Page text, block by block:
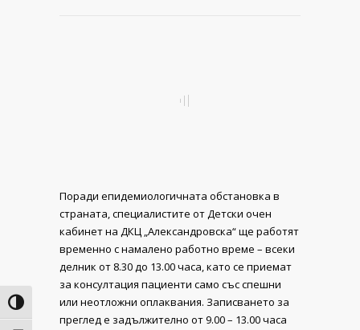
Toggle High Contrast
Поради епидемиологичната обстановка в
страната, специалистите от Детски очен
кабинет на ДКЦ „Александровска“ ще работят
временно с намалено работно време – всеки
делник от 8.30 до 13.00 часа, като се приемат
за консултация пациенти само със спешни
или неотложни оплаквания. Записването за
преглед е задължително от 9.00 – 13.00 часа